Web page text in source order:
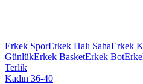
Erkek SporErkek Halı SahaErkek
GünlükErkek BasketErkek Bot
Terlik
Kadın 36-40